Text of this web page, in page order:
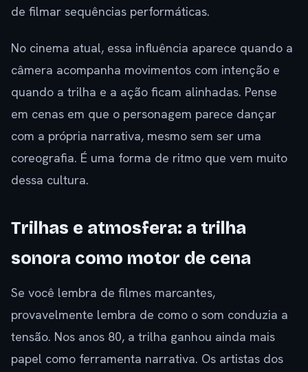
de filmar sequências performáticas.
No cinema atual, essa influência aparece quando a
câmera acompanha movimentos com intenção e
quando a trilha e a ação ficam alinhadas. Pense
em cenas em que o personagem parece dançar
com a própria narrativa, mesmo sem ser uma
coreografia. É uma forma de ritmo que vem muito
dessa cultura.
Trilhas e atmosfera: a trilha
sonora como motor de cena
Se você lembra de filmes marcantes,
provavelmente lembra de como o som conduzia a
tensão. Nos anos 80, a trilha ganhou ainda mais
papel como ferramenta narrativa. Os artistas dos